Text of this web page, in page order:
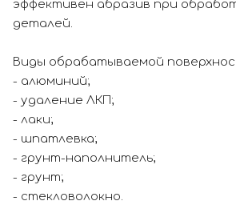
эффективен абразив при
деталей.
Виды обрабатываемой
- алюминий;
- удаление ЛКП;
- лаки;
- шпатлевка;
- грунт-наполнитель;
- грунт;
- стекловолокно.